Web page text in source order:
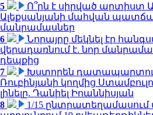
5
Ո՞րն է սիրված արտիստ
Ալեքսանյանի մահվան
մանրամասներ
6
Նորայրը մեկնել էր
վերադառնում է. նոր
դեպքից
7
Խստորեն
Ռուբինյանի կողմից
լինելը. Դանիել Իոաննիսյան
8
1/15